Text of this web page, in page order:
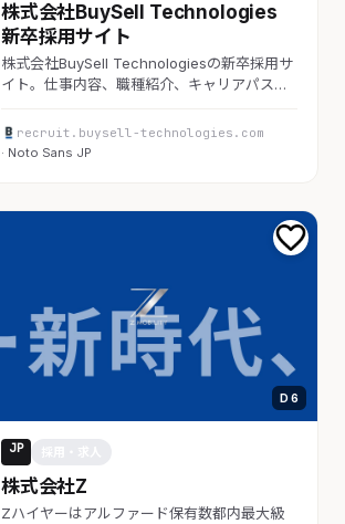
株式会社BuySell Technologies
新卒採用サイト
株式会社BuySell Technologiesの新卒採用サ
イト。仕事内容、職種紹介、キャリアパス…
recruit.buysell-technologies.com
· Noto Sans JP
D 6
JP
株式会社Z
Zハイヤーはアルファード保有数都内最大級